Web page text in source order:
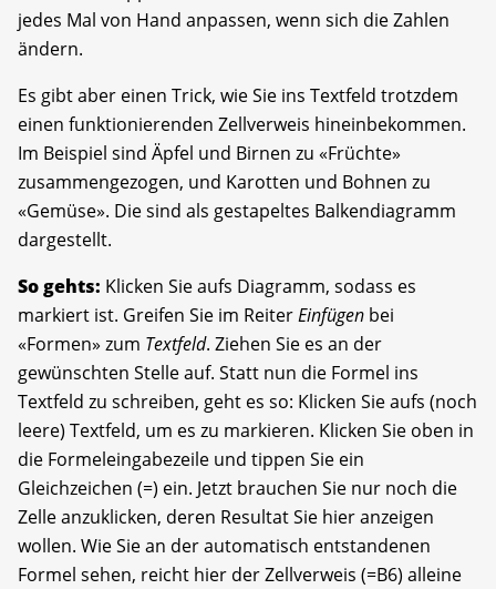
jedes Mal von Hand anpassen, wenn sich die Zahlen
ändern.
Es gibt aber einen Trick, wie Sie ins Textfeld trotzdem
einen funktionierenden Zellverweis hineinbekommen.
Im Beispiel sind Äpfel und Birnen zu «Früchte»
zusammengezogen, und Karotten und Bohnen zu
«Gemüse». Die sind als gestapeltes Balkendiagramm
dargestellt.
So gehts: Klicken Sie aufs Diagramm, sodass es
markiert ist. Greifen Sie im ReiterEinfügen bei
«Formen» zum Textfeld. Ziehen Sie es an der
gewünschten Stelle auf. Statt nun die Formel ins
Textfeld zu schreiben, geht es so: Klicken Sie aufs (noch
leere) Textfeld, um es zu markieren. Klicken Sie oben in
die Formeleingabezeile und tippen Sie ein
Gleichzeichen (=) ein. Jetzt brauchen Sie nur noch die
Zelle anzuklicken, deren Resultat Sie hier anzeigen
wollen. Wie Sie an der automatisch entstandenen
Formel sehen, reicht hier der Zellverweis (=B6) alleine